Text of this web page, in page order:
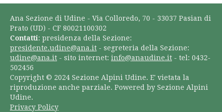
Ana Sezione di Udine - Via Colloredo, 70 - 33037 Pasian di
Prato (UD) - CF 80021100302
Contatti: presidenza della Sezione:
presidente.udine@ana.it - segreteria della Sezione:
udine@ana.it - sito internet: info@anaudine.it - tel: 0432-
502456
Copyright © 2024 Sezione Alpini Udine. E' vietata la
riproduzione anche parziale. Powered by Sezione Alpini
Udine.
Privacy Policy